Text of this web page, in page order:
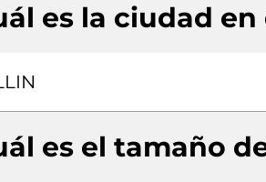
es la ciudad
es el tamaño